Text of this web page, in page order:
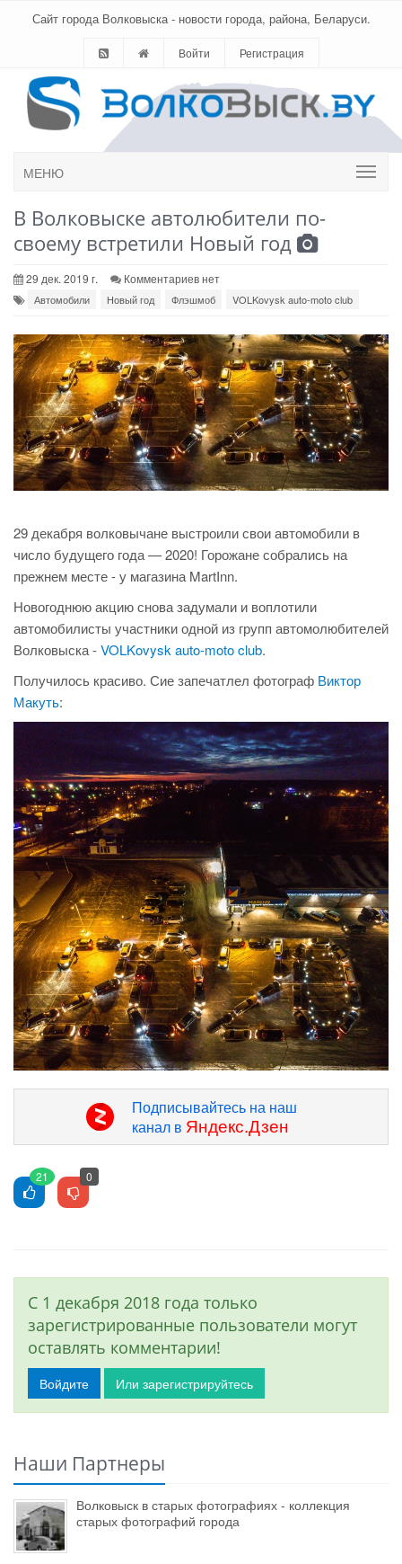
Сайт города Волковыска - новости города, района, Беларуси.
Войти Регистрация
МЕНЮ
В Волковыске автолюбители по-
своему встретили Новый год
29 дек. 2019 г. Комментариев нет
Автомобили Новый год Флэшмоб VOLKovysk auto-moto club
29 декабря волковычане выстроили свои автомобили в
число будущего года — 2020! Горожане собрались на
прежнем месте - у магазина MartInn.
Новогоднюю акцию снова задумали и воплотили
автомобилисты участники одной из групп автомолюбителей
Волковыска -VOLKovysk auto-moto club.
Получилось красиво. Сие запечатлел фотограф Виктор
Макуть:
Подписывайтесь на наш
канал в Яндекс.Дзен
21 0
С 1 декабря 2018 года только
зарегистрированные пользователи могут
оставлять комментарии!
Войдите Или зарегистрируйтесь
Наши Партнеры
Волковыск в старых фотографиях - коллекция
старых фотографий города